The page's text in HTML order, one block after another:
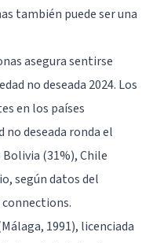
también puede ser una
asegura sentirse
no deseada 2024. Los
en los países
deseada ronda el
Bolivia (31%), Chile
según datos del
1991), licenciada